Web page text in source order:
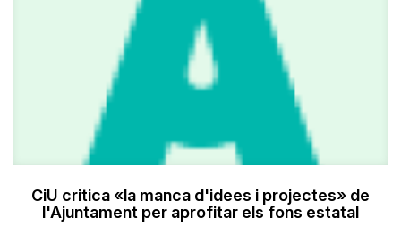
CiU critica «la manca d'idees i projectes» de
l'Ajuntament per aprofitar els fons estatal